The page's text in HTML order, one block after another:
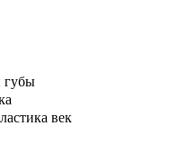
губы
век